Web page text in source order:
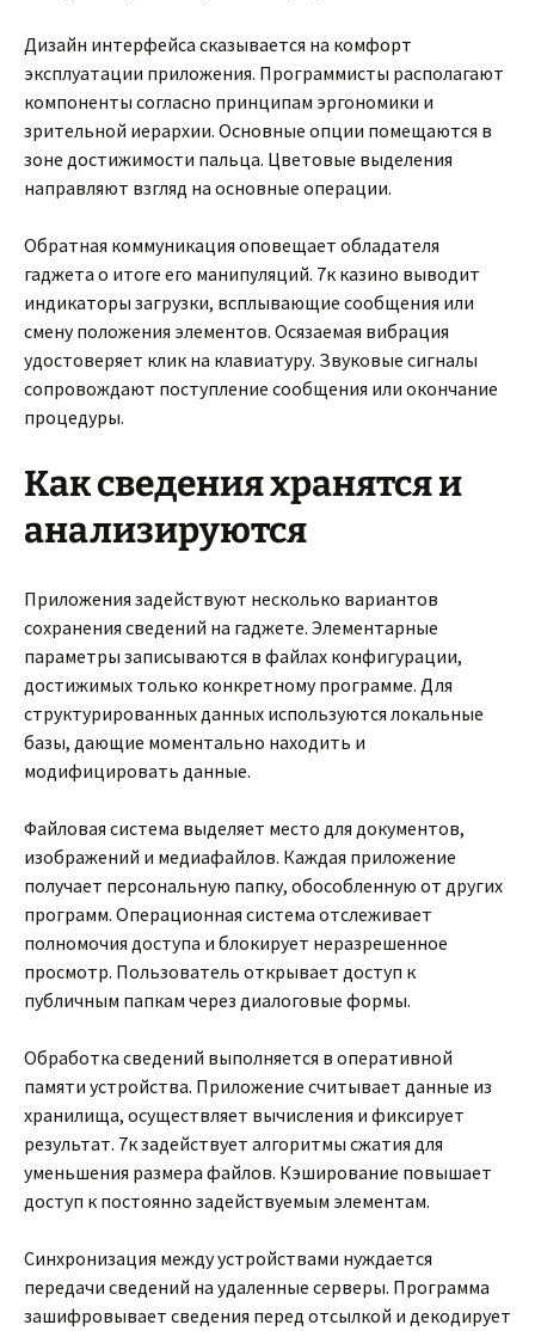
Дизайн интерфейса сказывается на комфорт
эксплуатации приложения. Программисты располагают
компоненты согласно принципам эргономики и
зрительной иерархии. Основные опции помещаются в
зоне достижимости пальца. Цветовые выделения
направляют взгляд на основные операции.
Обратная коммуникация оповещает обладателя
гаджета о итоге его манипуляций. 7к казино выводит
индикаторы загрузки, всплывающие сообщения или
смену положения элементов. Осязаемая вибрация
удостоверяет клик на клавиатуру. Звуковые сигналы
сопровождают поступление сообщения или окончание
процедуры.
Как сведения хранятся и
анализируются
Приложения задействуют несколько вариантов
сохранения сведений на гаджете. Элементарные
параметры записываются в файлах конфигурации,
достижимых только конкретному программе. Для
структурированных данных используются локальные
базы, дающие моментально находить и
модифицировать данные.
Файловая система выделяет место для документов,
изображений и медиафайлов. Каждая приложение
получает персональную папку, обособленную от других
программ. Операционная система отслеживает
полномочия доступа и блокирует неразрешенное
просмотр. Пользователь открывает доступ к
публичным папкам через диалоговые формы.
Обработка сведений выполняется в оперативной
памяти устройства. Приложение считывает данные из
хранилища, осуществляет вычисления и фиксирует
результат. 7к задействует алгоритмы сжатия для
уменьшения размера файлов. Кэширование повышает
доступ к постоянно задействуемым элементам.
Синхронизация между устройствами нуждается
передачи сведений на удаленные серверы. Программа
зашифровывает сведения перед отсылкой и декодирует